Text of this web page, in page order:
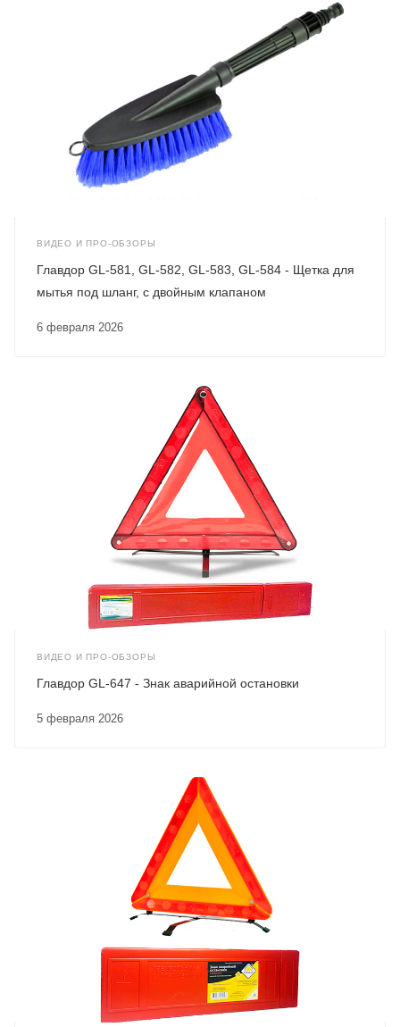
ВИДЕО И ПРО-ОБЗОРЫ
6 февраля 2026
Главдор GL-581, GL-582, GL-583, GL-584 - Щетка для
мытья под шланг, с двойным клапаном
ВИДЕО И ПРО-ОБЗОРЫ
5 февраля 2026
Главдор GL-647 - Знак аварийной остановки